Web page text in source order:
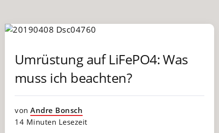
Umrüstung auf LiFePO4: Was
muss ich beachten?
von Andre Bonsch
14 Minuten Lesezeit